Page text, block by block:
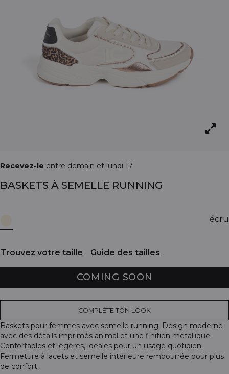
Recevez-le entre demain et lundi 17
BASKETS À SEMELLE RUNNING
écru
Trouvez votre taille Guide des tailles
COMING SOON
COMPLÈTE TON LOOK
Baskets pour femmes avec semelle running. Design moderne
avec des détails imprimés animal et une finition métallique.
Confortables et légères, idéales pour un usage quotidien.
Fermeture à lacets et semelle intérieure rembourrée pour plus
de confort.